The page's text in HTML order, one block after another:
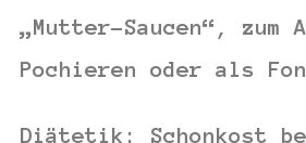
„Mutter-Saucen“, zum
Pochieren oder als
Diätetik:
Schonkost